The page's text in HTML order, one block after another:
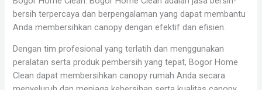
bersih terpercaya dan berpengalaman yang dapat membantu
Anda membersihkan canopy dengan efektif dan efisien.
Dengan tim profesional yang terlatih dan menggunakan
peralatan serta produk pembersih yang tepat, Bogor Home
Clean dapat membersihkan canopy rumah Anda secara